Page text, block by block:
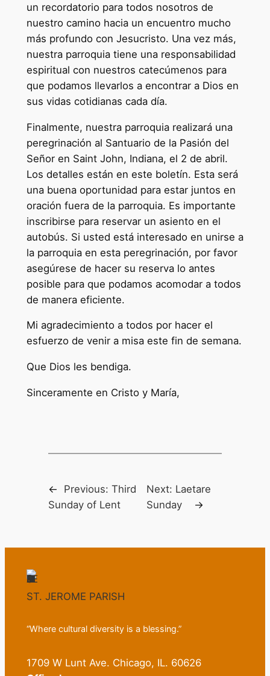
un recordatorio para todos nosotros de
nuestro camino hacia un encuentro mucho
más profundo con Jesucristo. Una vez más,
nuestra parroquia tiene una responsabilidad
espiritual con nuestros catecúmenos para
que podamos llevarlos a encontrar a Dios en
sus vidas cotidianas cada día.
Finalmente, nuestra parroquia realizará una
peregrinación al Santuario de la Pasión del
Señor en Saint John, Indiana, el 2 de abril.
Los detalles están en este boletín. Esta será
una buena oportunidad para estar juntos en
oración fuera de la parroquia. Es importante
inscribirse para reservar un asiento en el
autobús. Si usted está interesado en unirse a
la parroquia en esta peregrinación, por favor
asegúrese de hacer su reserva lo antes
posible para que podamos acomodar a todos
de manera eficiente.
Mi agradecimiento a todos por hacer el
esfuerzo de venir a misa este fin de semana.
Que Dios les bendiga.
Sinceramente en Cristo y María,
← Previous: Third
Sunday of Lent
Next: Laetare
Sunday
→
ST. JEROME PARISH
“Where cultural diversity is a blessing.”
1709 W Lunt Ave. Chicago, IL. 60626